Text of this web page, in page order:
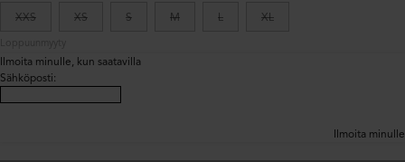
XXS XS S M L XL
Ilmoita minulle, kun saatavilla
Sähköposti:
Ilmoita minulle